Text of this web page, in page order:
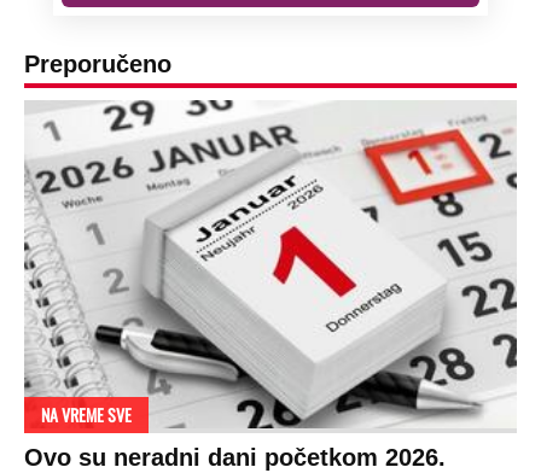
Preporučeno
NA VREME SVE
Ovo su neradni dani početkom 2026.